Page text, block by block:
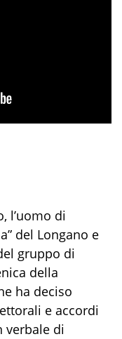
l’uomo di
del Longano e
gruppo di
della
ha deciso
e accordi
verbale di